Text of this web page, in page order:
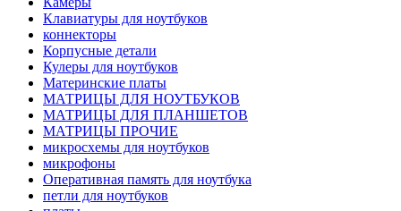
Клавиатуры для ноутбуков
коннекторы
Корпусные детали
Кулеры для ноутбуков
Материнские платы
МАТРИЦЫ ДЛЯ НОУТБУКОВ
МАТРИЦЫ ДЛЯ ПЛАНШЕТОВ
МАТРИЦЫ ПРОЧИЕ
микросхемы для ноутбуков
микрофоны
Оперативная память для ноутбука
петли для ноутбуков